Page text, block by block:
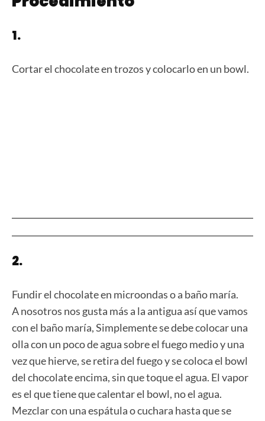
1.
Cortar el chocolate en trozos y colocarlo en un bowl.
2.
Fundir el chocolate en microondas o a baño maría.
A nosotros nos gusta más a la antigua así que vamos
con el baño maría, Simplemente se debe colocar una
olla con un poco de agua sobre el fuego medio y una
vez que hierve, se retira del fuego y se coloca el bowl
del chocolate encima, sin que toque el agua. El vapor
es el que tiene que calentar el bowl, no el agua.
Mezclar con una espátula o cuchara hasta que se